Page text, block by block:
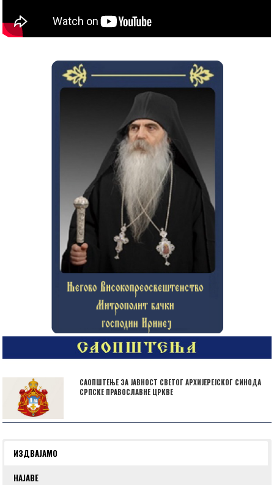
САОПШТЕЊЕ ЗА ЈАВНОСТ СВЕТОГ АРХИЈЕРЕЈСКОГ СИНОДА
СРПСКЕ ПРАВОСЛАВНЕ ЦРКВЕ
ИЗДВАЈАМО
НАЈАВЕ